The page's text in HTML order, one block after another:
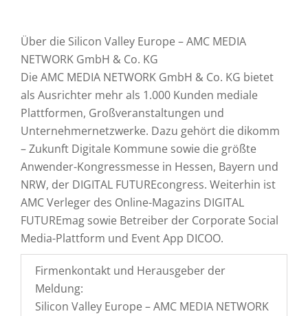
Über die Silicon Valley Europe – AMC MEDIA
NETWORK GmbH & Co. KG
Die AMC MEDIA NETWORK GmbH & Co. KG bietet
als Ausrichter mehr als 1.000 Kunden mediale
Plattformen, Großveranstaltungen und
Unternehmernetzwerke. Dazu gehört die dikomm
– Zukunft Digitale Kommune sowie die größte
Anwender-Kongressmesse in Hessen, Bayern und
NRW, der DIGITAL FUTUREcongress. Weiterhin ist
AMC Verleger des Online-Magazins DIGITAL
FUTUREmag sowie Betreiber der Corporate Social
Media-Plattform und Event App DICOO.
Firmenkontakt und Herausgeber der
Meldung:
Silicon Valley Europe – AMC MEDIA NETWORK